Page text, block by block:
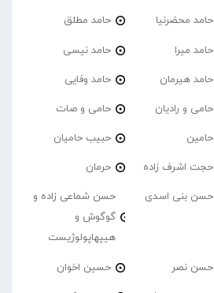
حامد محضرنیا حامد مطلق
حامد میرا حامد نیسی
حامد هیرمان حامد وفایی
حامی و رادیان حامی و صات
حامین حبیب حامیان
حجت اشرف زاده حرمان
حسن بنی اسدی
حسن شماعی زاده و
گوگوش و
هیپهاپولوژیست
حسن نصر حسین اخوان